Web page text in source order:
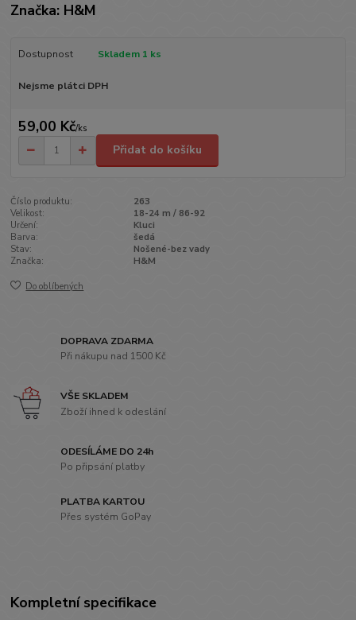
Značka: H&M
Dostupnost Skladem 1 ks
Nejsme plátci DPH
59,00 Kč/ks
Přidat do košíku
Číslo produktu:
263
Velikost:
18-24 m / 86-92
Určení:
Kluci
Barva:
šedá
Stav:
Nošené-bez vady
Značka:
H&M
Do oblíbených
DOPRAVA ZDARMA
Při nákupu nad 1500 Kč
VŠE SKLADEM
Zboží ihned k odeslání
ODESÍLÁME DO 24h
Po připsání platby
PLATBA KARTOU
Přes systém GoPay
Kompletní specifikace